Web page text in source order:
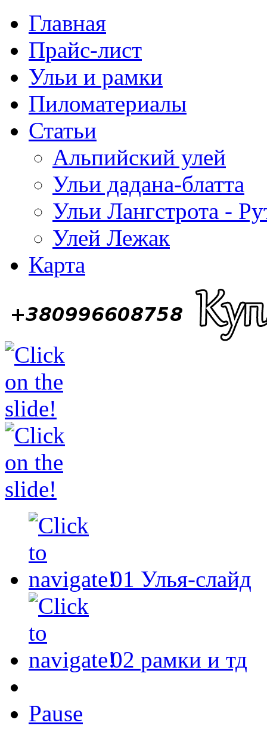
Главная
Прайс-лист
Ульи и рамки
Пиломатериалы
Статьи
Альпийский улей
Ульи дадана-блатта
Ульи Лангстрота -
Улей Лежак
Карта
01 Улья-слайд
02 рамки и тд
Pause